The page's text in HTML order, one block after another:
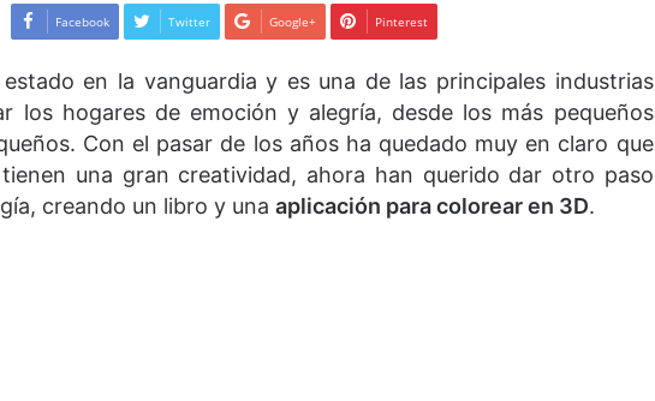
Facebook Twitter Google+ Pinterest
en la vanguardia y es una de las principales industrias
los hogares de emoción y alegría, desde los más pequeños
Con el pasar de los años ha quedado muy en claro que
una gran creatividad, ahora han querido dar otro paso
creando un libro y unaaplicación para colorear en 3D.